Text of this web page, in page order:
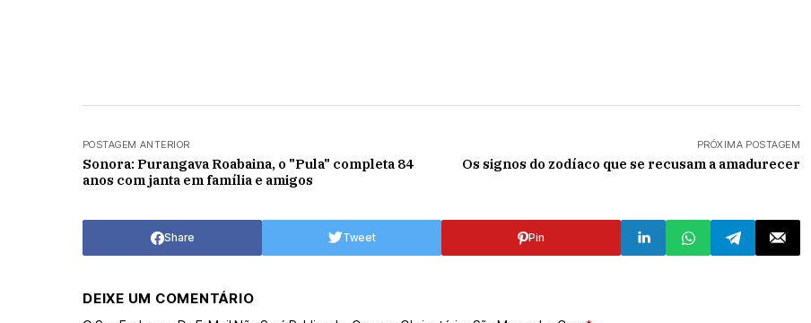
POSTAGEM ANTERIOR
Sonora: Purangava Roabaina, o "Pula" completa 84
anos com janta em família e amigos
PRÓXIMA POSTAGEM
Os signos do zodíaco que se recusam a amadurecer
Share Tweet Pin
DEIXE UM COMENTÁRIO